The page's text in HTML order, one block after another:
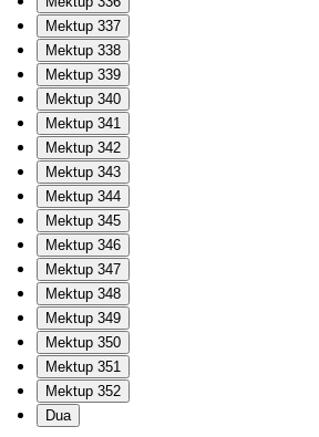
Mektup 337
Mektup 338
Mektup 339
Mektup 340
Mektup 341
Mektup 342
Mektup 343
Mektup 344
Mektup 345
Mektup 346
Mektup 347
Mektup 348
Mektup 349
Mektup 350
Mektup 351
Mektup 352
Dua